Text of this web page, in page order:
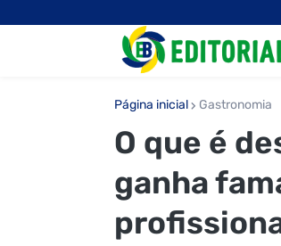
Página inicial Gastronomia
O que é
ganha